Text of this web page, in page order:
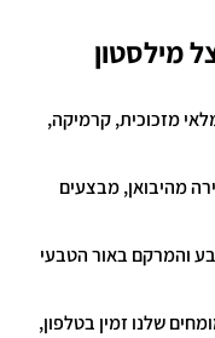
מילסטון
מזכוכית, קרמיקה,
מהיבואן, מבצעים
והמרקם באור הטבעי
שלנו זמין בטלפון,